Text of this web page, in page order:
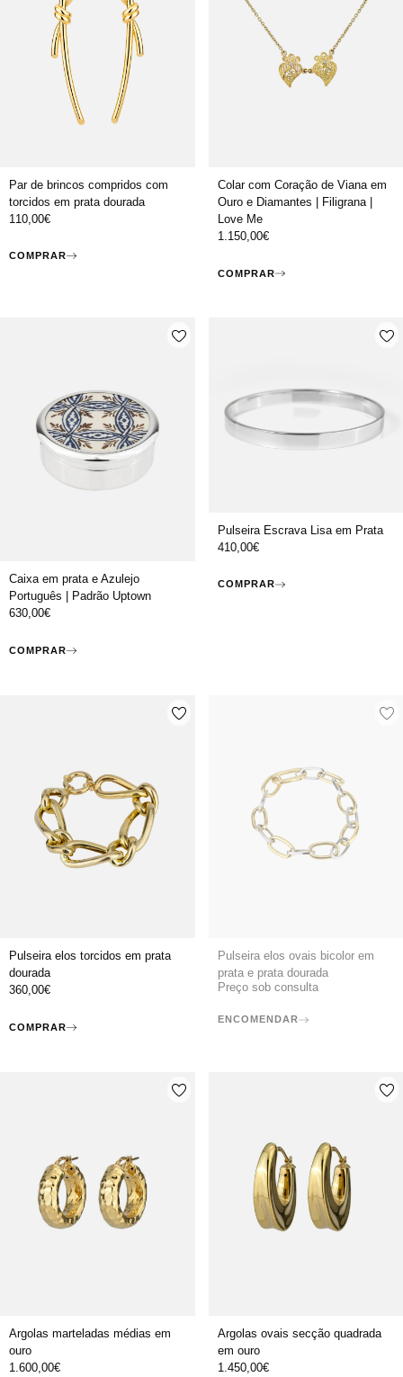
Par de brincos compridos com
torcidos em prata dourada
110,00€
COMPRAR
Colar com Coração de Viana em
Ouro e Diamantes | Filigrana |
Love Me
1.150,00€
COMPRAR
Caixa em prata e Azulejo
Português | Padrão Uptown
630,00€
COMPRAR
Pulseira Escrava Lisa em Prata
410,00€
COMPRAR
Pulseira elos torcidos em prata
dourada
360,00€
COMPRAR
Pulseira elos ovais bicolor em
prata e prata dourada
Preço sob consulta
ENCOMENDAR
Argolas marteladas médias em
ouro
1.600,00€
Argolas ovais secção quadrada
em ouro
1.450,00€